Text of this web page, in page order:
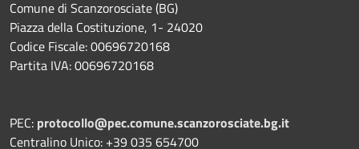
Comune di Scanzorosciate (BG)
Piazza della Costituzione, 1- 24020
Codice Fiscale: 00696720168
Partita IVA: 00696720168
PEC: protocollo@pec.comune.scanzorosciate.bg.it
Centralino Unico: +39 035 654700